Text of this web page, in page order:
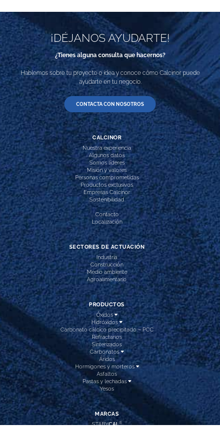
¡DÉJANOS AYUDARTE!
¿Tienes alguna consulta que hacernos?
Hablemos sobre tu proyecto o idea y conoce cómo Calcinor puede
ayudarte en tu negocio.
CONTACTA CON NOSOTROS
CALCINOR
Nuestra experiencia
Algunos datos
Somos líderes
Misión y valores
Personas comprometidas
Productos exclusivos
Empresas Calcinor
Sostenibilidad
Contacto
Localización
SECTORES DE ACTUACIÓN
Industria
Construcción
Medio ambiente
Agroalimentario
PRODUCTOS
Óxidos
Hidróxidos
Carbonato cálcico precipitado – PCC
Refractarios
Sinterizados
Carbonatos
Áridos
Hormigones y morteros
Asfaltos
Pastas y lechadas
Yesos
MARCAS
STABYCAL®